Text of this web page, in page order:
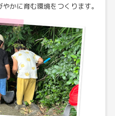
かに育む環境をつくります。